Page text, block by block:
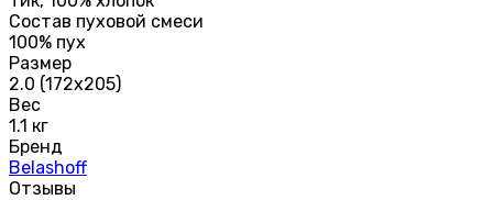
Состав пуховой смеси
100% пух
Размер
2.0 (172х205)
Вес
1.1 кг
Бренд
Belashoff
Отзывы